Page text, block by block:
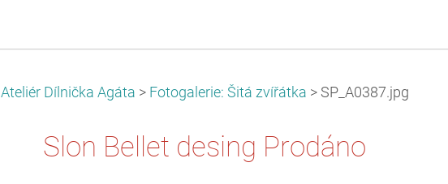
Ateliér Dílnička Agáta > Fotogalerie: Šitá zvířátka > SP_A0387.jpg
Slon Bellet desing Prodáno